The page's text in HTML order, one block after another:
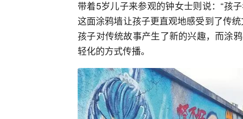
带着5岁儿子来参观的钟女士则说：“孩
这面涂鸦墙让孩子更直观地感受到了传
孩子对传统故事产生了新的兴趣，而涂
轻化的方式传播。